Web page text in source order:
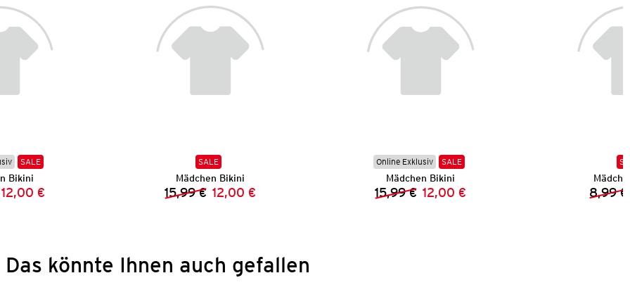
SALE
Bikini
Preis:
Preis:
12,00 €
SALE
Mädchen Bikini
Vorheriger Preis:
15,99 € Neuer Preis:
12,00 €
Online Exklusiv SALE
Mädchen Bikini
Vorheriger Preis:
15,99 € Neuer Preis:
12,00 € 8,99 €
Das könnte Ihnen auch gefallen